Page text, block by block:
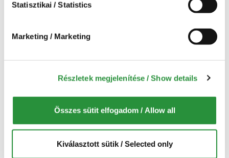
Statisztikai / Statistics
Marketing / Marketing
Részletek megjelenítése / Show details
Összes sütit elfogadom / Allow all
Kiválasztott sütik / Selected only
KOSÁRBA TESZ
Kívánságlistára
HASONLÓ TERMÉKEK NÉPSZERŰ TERMÉKEK